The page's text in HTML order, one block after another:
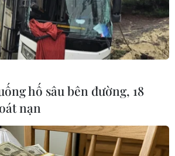
phó an ninh mạng
về thủ tục hành chính theo cơ chế
cửa liên thông
về giải quyết thủ tục hành chính
điện tử
hố sâu bên đường, 18
nạn